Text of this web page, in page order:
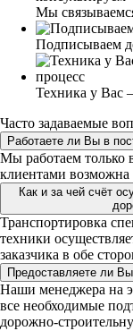
Мы
Подписываем
Техника у Вас
Часто задаваемые
Работаете ли Вы в
Мы работаем только
клиентами возможна
Как и за чей счёт
Транспортировка
техники
заказчика в обе
Предоставляете ли
Наши менеджера на
все необходимые
дорожно-